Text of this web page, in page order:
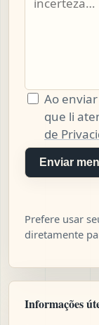
Ao
que li
de
Enviar
Prefere usar
diretamente
Informações